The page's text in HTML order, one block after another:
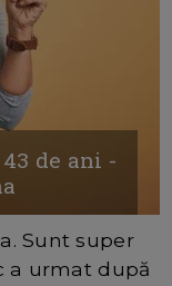
de ani -
Sunt super
a urmat după